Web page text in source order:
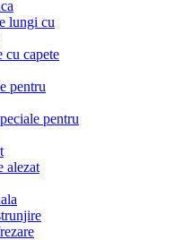
lungi cu
cu capete
pentru
pentru
alezat